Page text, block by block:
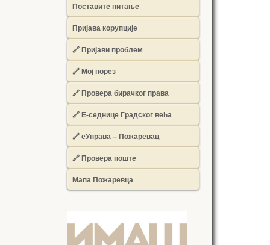
Поставите питање
Пријава корупције
🔗 Пријави проблем
🔗 Мој порез
🔗 Провера бирачког права
🔗 Е-седнице Градског већа
🔗 еУправа – Пожаревац
🔗 Провера поште
Мапа Пожаревца